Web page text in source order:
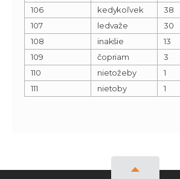
106
kedykoľvek
38
107
ledvaže
30
108
inakšie
13
109
čopriam
3
110
nietožeby
1
111
nietoby 1